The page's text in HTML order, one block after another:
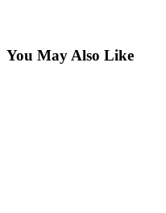
You May Also Like